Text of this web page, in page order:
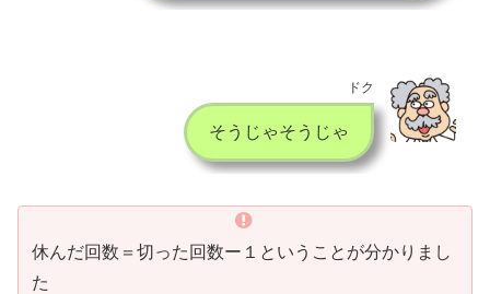
ドク
そうじゃそうじゃ
休んだ回数＝切った回数ー１ということが分かりまし
た